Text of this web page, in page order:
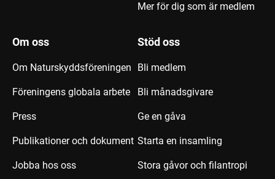
Mer för dig som är medlem
Om oss
Om Naturskyddsföreningen
Föreningens globala arbete
Press
Publikationer och dokument
Jobba hos oss
Stöd oss
Bli medlem
Bli månadsgivare
Ge en gåva
Starta en insamling
Stora gåvor och filantropi